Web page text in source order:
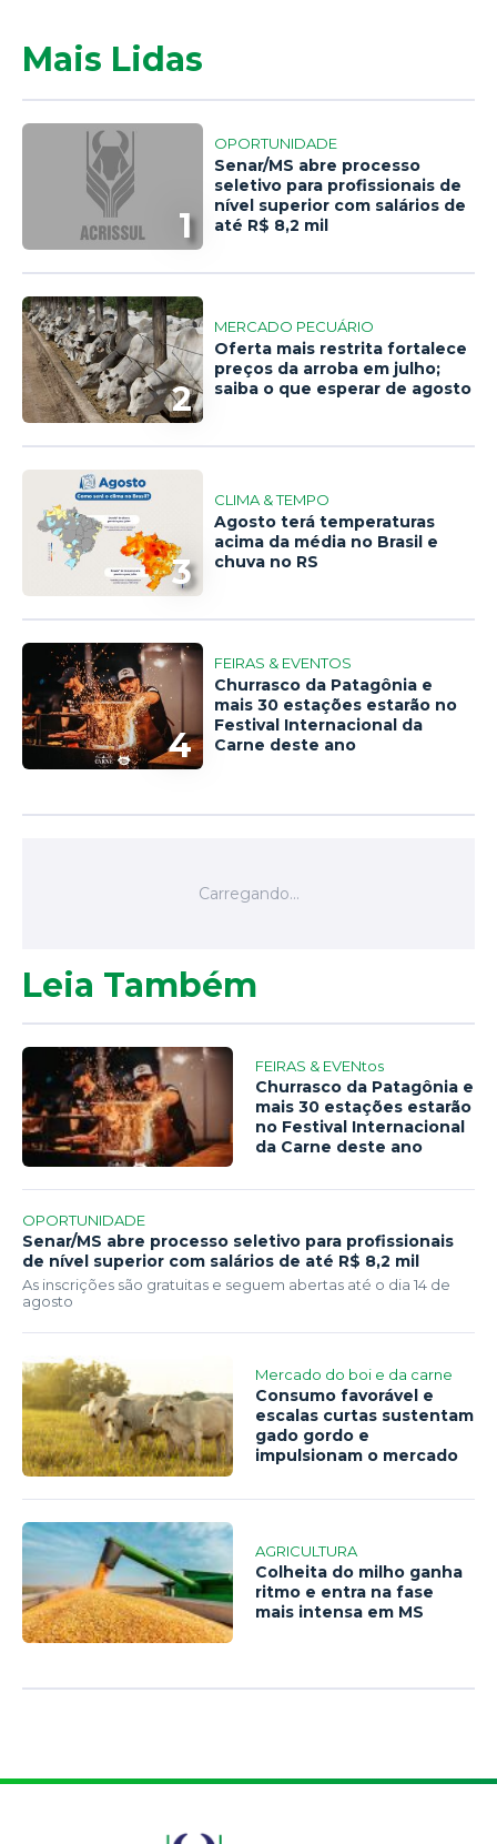
Mais Lidas
1
OPORTUNIDADE
Senar/MS abre processo
seletivo para profissionais de
nível superior com salários de
até R$ 8,2 mil
2
MERCADO PECUÁRIO
Oferta mais restrita fortalece
preços da arroba em julho;
saiba o que esperar de agosto
3
CLIMA & TEMPO
Agosto terá temperaturas
acima da média no Brasil e
chuva no RS
4
FEIRAS & EVENTOS
Churrasco da Patagônia e
mais 30 estações estarão no
Festival Internacional da
Carne deste ano
Leia Também
FEIRAS & EVENtos
Churrasco da Patagônia e
mais 30 estações estarão
no Festival Internacional
da Carne deste ano
OPORTUNIDADE
Senar/MS abre processo seletivo para profissionais
de nível superior com salários de até R$ 8,2 mil
As inscrições são gratuitas e seguem abertas até o dia 14 de
agosto
Mercado do boi e da carne
Consumo favorável e
escalas curtas sustentam
gado gordo e
impulsionam o mercado
AGRICULTURA
Colheita do milho ganha
ritmo e entra na fase
mais intensa em MS